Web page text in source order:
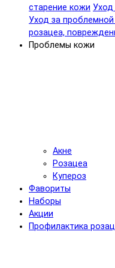
старение кожи
Уход за
розацеа,
Проблемы кожи
Акне
Розацеа
Купероз
Фавориты
Наборы
Акции
Профилактика